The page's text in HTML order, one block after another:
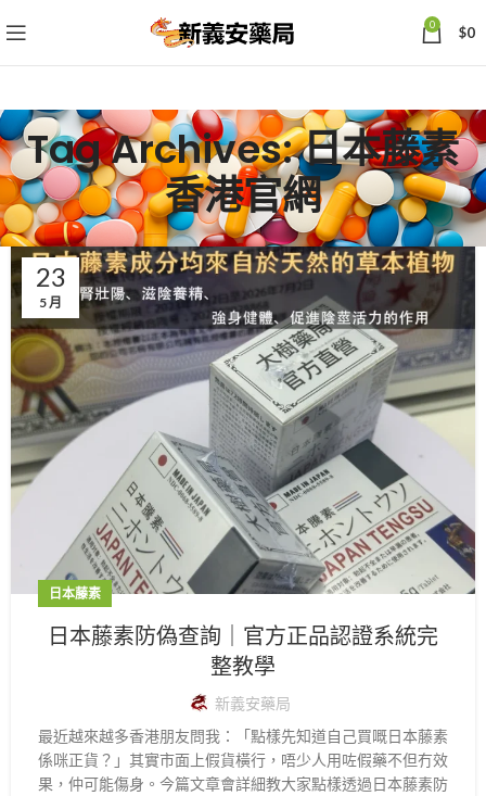
0 $0
Tag Archives: 日本藤素
香港官網
23
5 月
日本藤素
日本藤素防偽查詢｜官方正品認證系統完
整教學
新義安藥局
最近越來越多香港朋友問我：「點樣先知道自己買嘅日本藤素
係咪正貨？」其實市面上假貨橫行，唔少人用咗假藥不但冇效
果，仲可能傷身。今篇文章會詳細教大家點樣透過日本藤素防